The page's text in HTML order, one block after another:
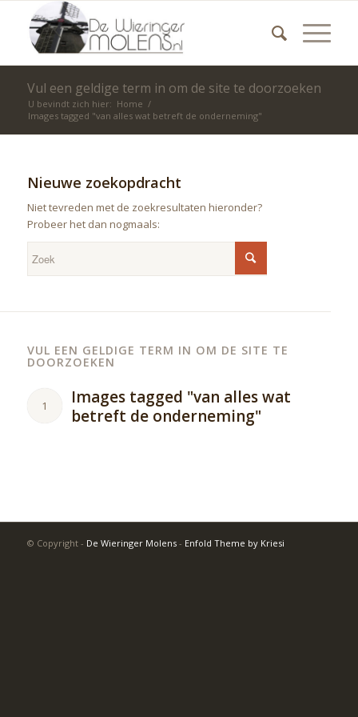
Vul een geldige term in om de site te doorzoeken
U bevindt zich hier: Home /
Images tagged "van alles wat betreft de onderneming"
Nieuwe zoekopdracht
Niet tevreden met de zoekresultaten hieronder?
Probeer het dan nogmaals:
VUL EEN GELDIGE TERM IN OM DE SITE TE
DOORZOEKEN
1
Images tagged "van alles wat
betreft de onderneming"
© Copyright - De Wieringer Molens- Enfold Theme by Kriesi